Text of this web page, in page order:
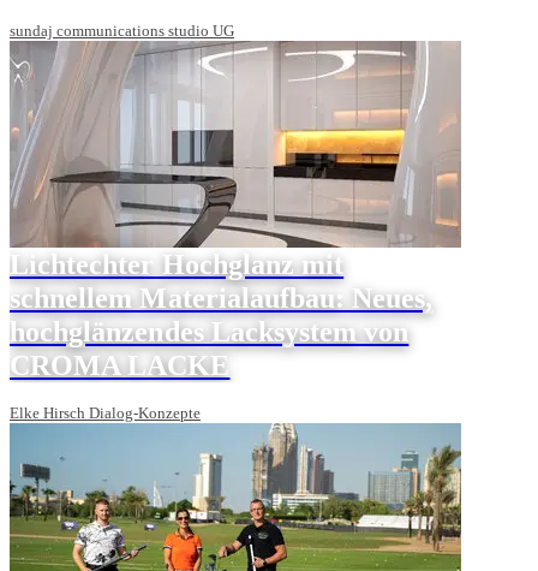
sundaj communications studio UG
Lichtechter Hochglanz mit
schnellem Materialaufbau: Neues,
hochglänzendes Lacksystem von
CROMA LACKE
Elke Hirsch Dialog-Konzepte